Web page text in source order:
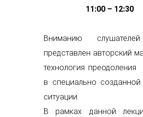
11:00 – 12:30
Вниманию
представлен авторский
технология
в специально
ситуации.
В рамках данной